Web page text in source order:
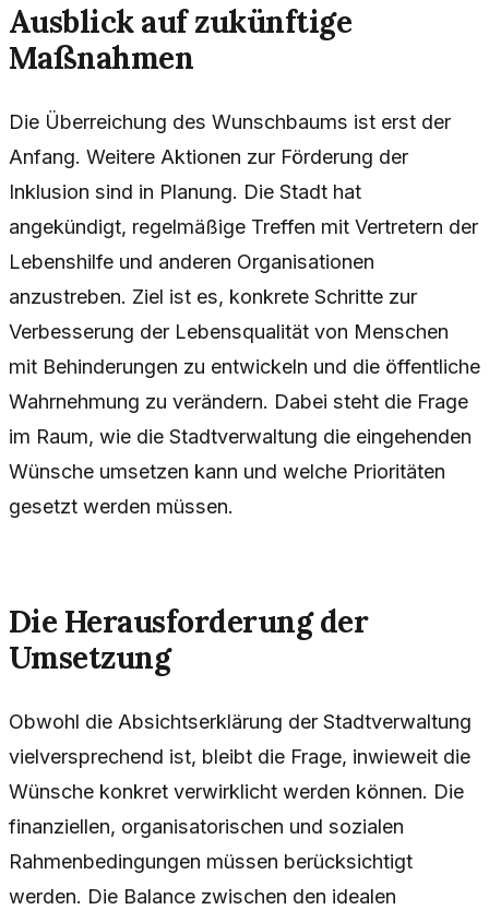
Ausblick auf zukünftige
Maßnahmen
Die Überreichung des Wunschbaums ist erst der
Anfang. Weitere Aktionen zur Förderung der
Inklusion sind in Planung. Die Stadt hat
angekündigt, regelmäßige Treffen mit Vertretern der
Lebenshilfe und anderen Organisationen
anzustreben. Ziel ist es, konkrete Schritte zur
Verbesserung der Lebensqualität von Menschen
mit Behinderungen zu entwickeln und die öffentliche
Wahrnehmung zu verändern. Dabei steht die Frage
im Raum, wie die Stadtverwaltung die eingehenden
Wünsche umsetzen kann und welche Prioritäten
gesetzt werden müssen.
Die Herausforderung der
Umsetzung
Obwohl die Absichtserklärung der Stadtverwaltung
vielversprechend ist, bleibt die Frage, inwieweit die
Wünsche konkret verwirklicht werden können. Die
finanziellen, organisatorischen und sozialen
Rahmenbedingungen müssen berücksichtigt
werden. Die Balance zwischen den idealen